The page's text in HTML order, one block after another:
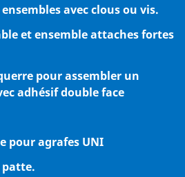
avec clous ou vis.
et ensemble attaches fortes
pour assembler un
adhésif double face
pour agrafes UNI
patte.